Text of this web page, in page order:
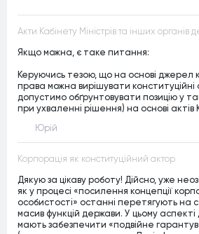
Якщо можна, є таке питання:
Керуючись тезою, що на основі джерел
права можна вирішувати конституційні
допустимо обґрунтовувати позицію у
при ухваленні рішення) на основі актів
Юрій
Корпорація як конституційний актор
Дякую за цікаву роботу! Дійсно, уже
як у процесі «посилення концепції
особистості» останні перетягують на
масив функцій держави. У цьому
мають забезпечити «подвійне